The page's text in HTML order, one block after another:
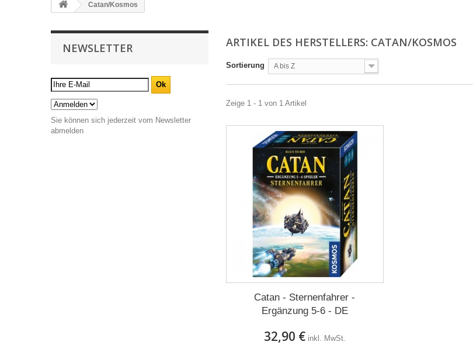
Catan/Kosmos
NEWSLETTER
Sie können sich jederzeit vom Newsletter
abmelden
ARTIKEL DES HERSTELLERS: CATAN/KOSMOS
Sortierung A bis Z
Zeige 1 - 1 von 1 Artikel
Catan - Sternenfahrer -
Ergänzung 5-6 - DE
32,90 € inkl. MwSt.